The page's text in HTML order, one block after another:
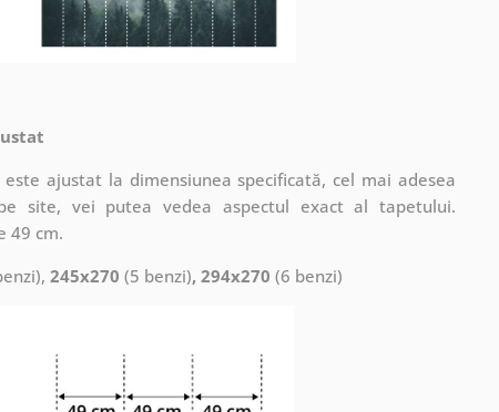
ajustat la dimensiunea specificată, cel mai adesea
site, vei putea vedea aspectul exact al tapetului.
49 cm.
245x270 (5 benzi), 294x270 (6 benzi)